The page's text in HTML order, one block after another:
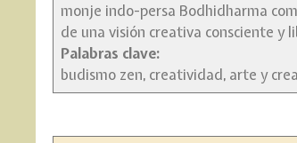
monje indo-persa Bodhidharma
de una visión creativa consciente y
Palabras clave:
budismo zen, creatividad, arte y